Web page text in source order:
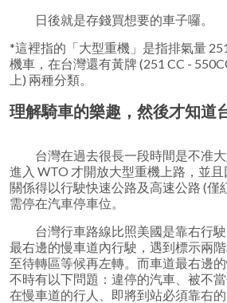
日後就是存錢買想要的車子囉。
*這裡指的「大型重機」是指排氣量
機車，在台灣還有黃牌 (251 CC -
上) 兩種分類。
理解騎車的樂趣，然後才知道
台灣在過去很長一段時間是不准大
進入 WTO 才開放大型重機上路，並
關係得以行駛快速公路及高速公路 (僅
需停在汽車停車位。
台灣行車路線比照美國是靠右行駛
最右邊的慢車道內行駛，遇到標示兩
至待轉區等候再左轉。而車道最右邊
不時有以下問題：違停的汽車、被不
在慢車道的行人、即將到站必須靠右的